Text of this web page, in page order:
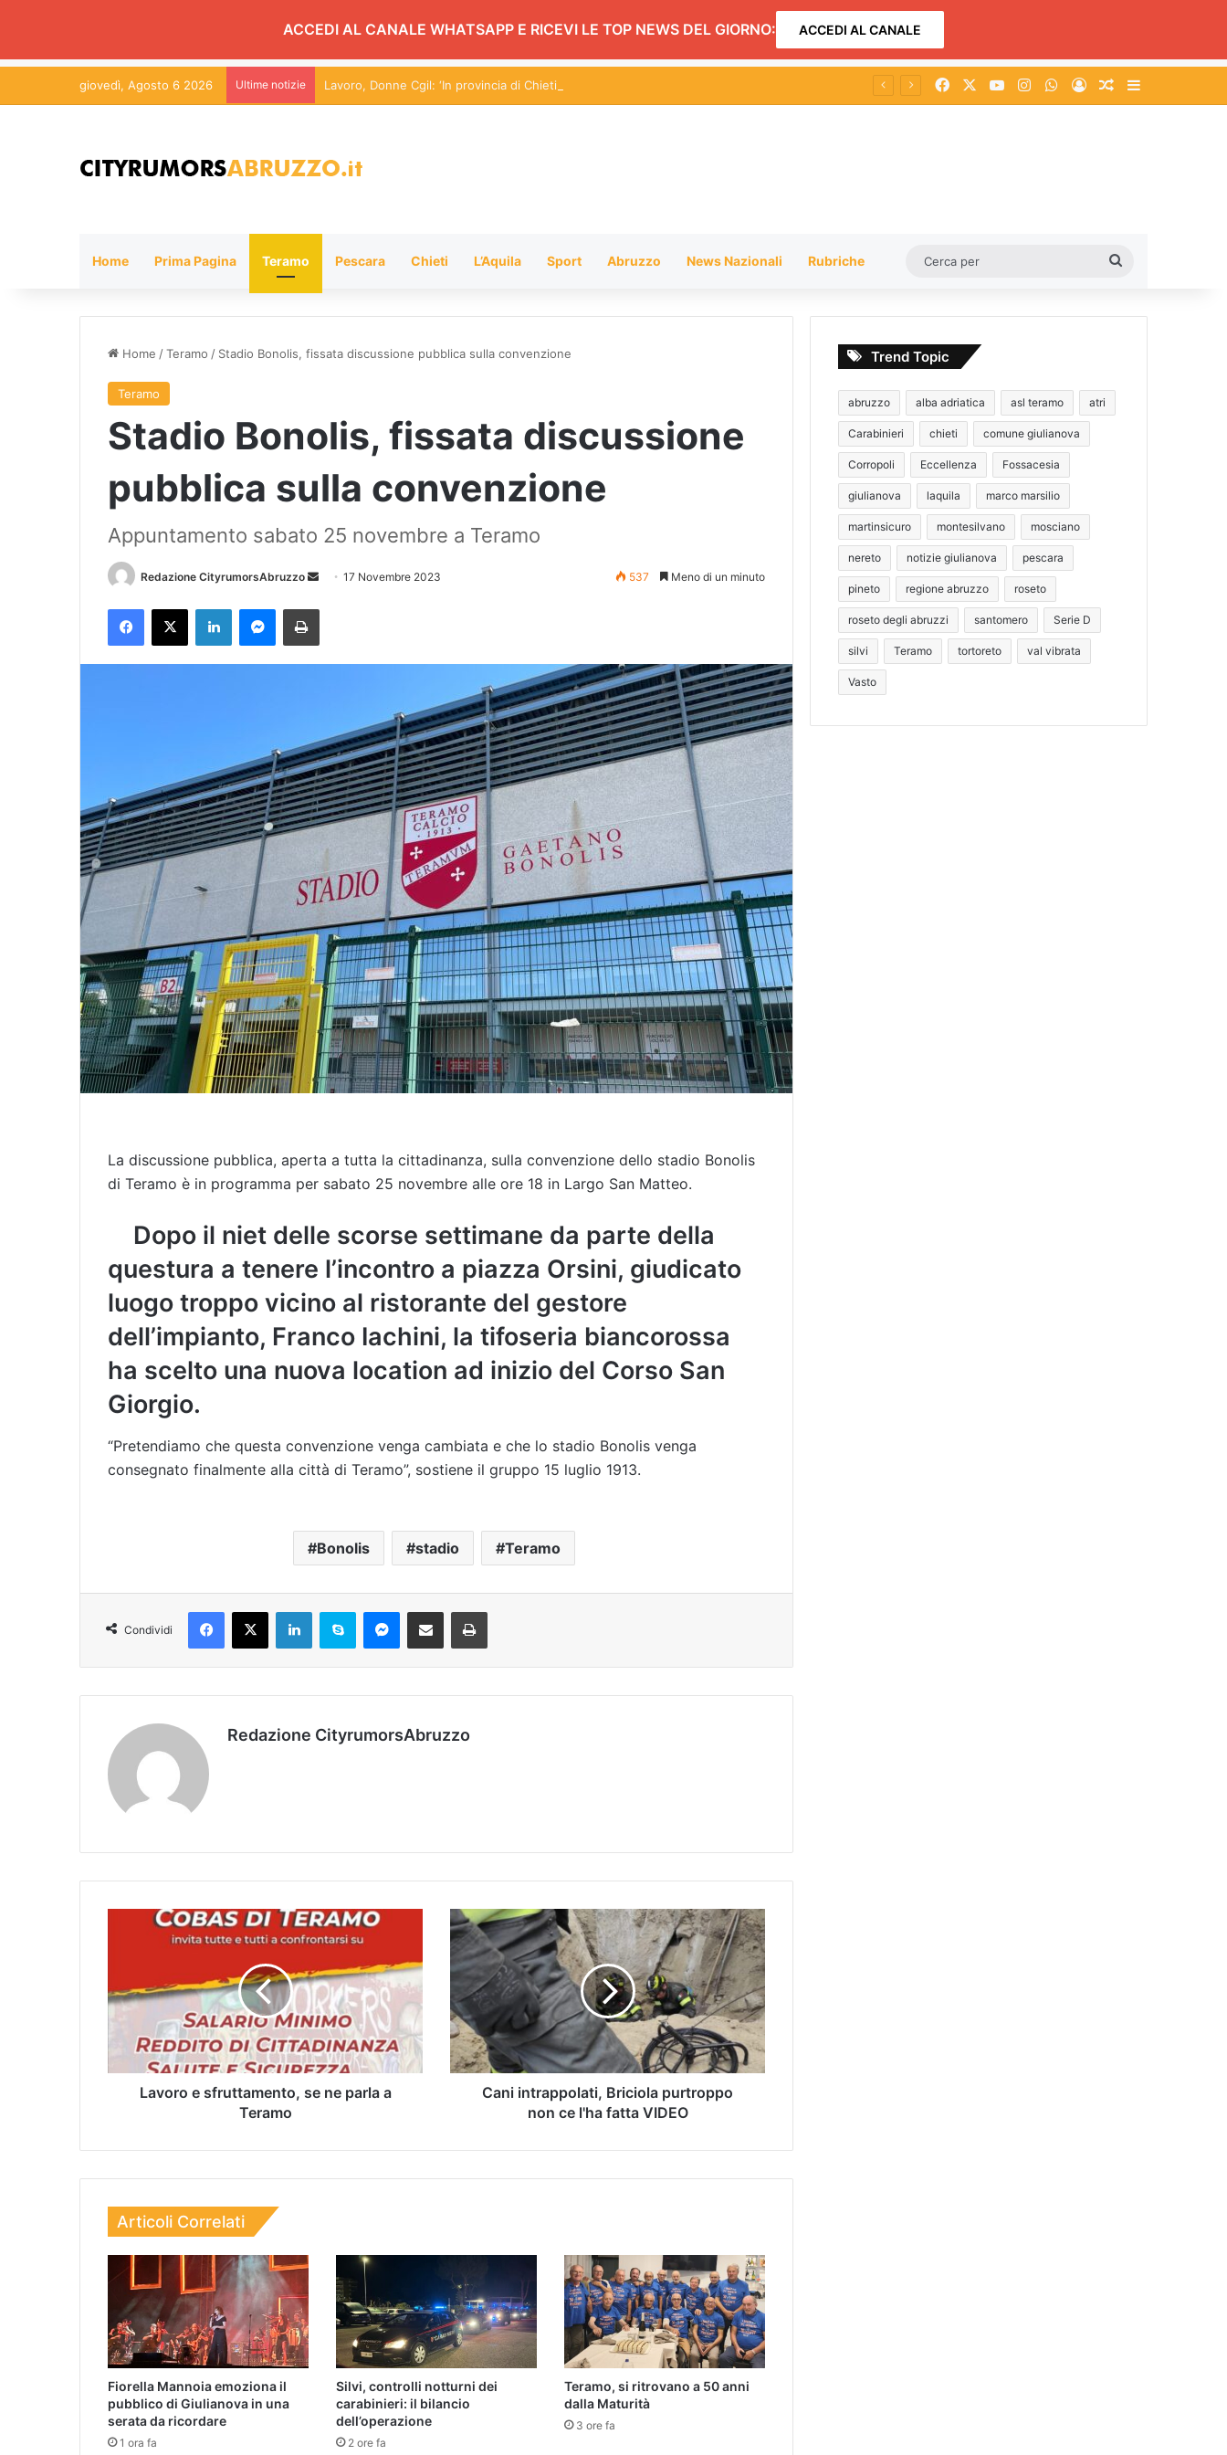
ACCEDI AL CANALE WHATSAPP E RICEVI LE TOP NEWS DEL GIORNO: ACCEDI AL CANALE
giovedì, Agosto 6 2026 Ultime notizie Facebook You TubeInstagramWhatsApp
AccediUn articolo a
Home Prima Pagina Teramo Pescara Chieti L’Aquila Sport Abruzzo News Nazionali Rubriche
Home /Teramo / Stadio Bonolis, fissata discussione pubblica sulla convenzione
Teramo
Stadio Bonolis, fissata discussione
pubblica sulla convenzione
Appuntamento sabato 25 novembre a Teramo
Redazione CityrumorsAbruzzo
i
a
e
m
a
i
17 Novembre 2023 537 Meno di un minuto
La discussione pubblica, aperta a tutta la cittadinanza, sulla convenzione dello stadio Bonolis
di Teramo è in programma per sabato 25 novembre alle ore 18 in Largo San Matteo.
Dopo il niet delle scorse settimane da parte della
questura a tenere l’incontro a piazza Orsini, giudicato
luogo troppo vicino al ristorante del gestore
dell’impianto, Franco Iachini, la tifoseria biancorossa
ha scelto una nuova location ad inizio del Corso San
Giorgio.
“Pretendiamo che questa convenzione venga cambiata e che lo stadio Bonolis venga
consegnato finalmente alla città di Teramo”, sostiene il gruppo 15 luglio 1913.
Bonolis stadio Teramo
Condividi
Redazione CityrumorsAbruzzo
Lavoro e sfruttamento, se ne parla a
Teramo
Cani intrappolati, Briciola purtroppo
non ce l'ha fatta VIDEO
Articoli Correlati
Fiorella Mannoia emoziona il
pubblico di Giulianova in una
serata da ricordare
1 ora fa
Silvi, controlli notturni dei
carabinieri: il bilancio
dell’operazione
2 ore fa
Teramo, si ritrovano a 50 anni
dalla Maturità
3 ore fa
Trend Topic
abruzzo alba adriatica asl teramo atri
Carabinieri chieti comune giulianova
Corropoli Eccellenza Fossacesia
giulianova laquila marco marsilio
martinsicuro montesilvano mosciano
nereto notizie giulianova pescara
pineto regione abruzzo roseto
roseto degli abruzzi santomero Serie D
silvi Teramo tortoreto val vibrata
Vasto